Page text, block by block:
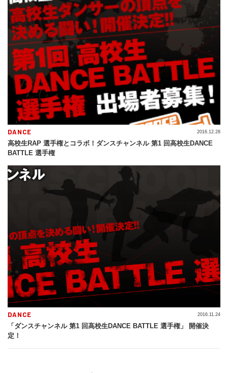
DANCE
高校生RAP 選手権とコラボ！ダンスチャンネル 第1 回高校生DANCE
BATTLE 選手権
2016.12.28
DANCE
「ダンスチャンネル 第1 回高校生DANCE BATTLE 選手権」 開催決
定！
2016.11.24